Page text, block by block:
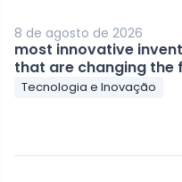
8 de agosto de 2026
most innovative
that are changing the
Tecnologia e Inovação